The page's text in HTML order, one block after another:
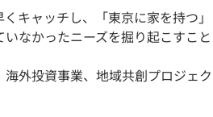
キャッチし、「東京に家を持つ」
なかったニーズを掘り起こすこと
外投資事業、地域共創プロジェク